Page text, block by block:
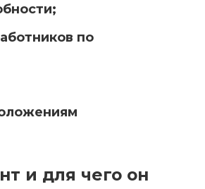
по
и для чего он